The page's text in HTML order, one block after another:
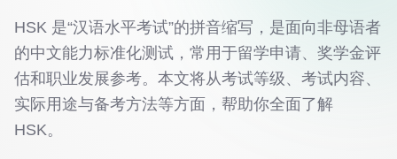
HSK 是“汉语水平考试”的拼音缩写，是面向非母语者
的中文能力标准化测试，常用于留学申请、奖学金评
估和职业发展参考。本文将从考试等级、考试内容、
实际用途与备考方法等方面，帮助你全面了解
HSK。